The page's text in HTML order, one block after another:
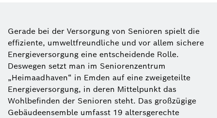
Gerade bei der Versorgung von Senioren spielt die
effiziente, umweltfreundliche und vor allem sichere
Energieversorgung eine entscheidende Rolle.
Deswegen setzt man im Seniorenzentrum
„Heimaadhaven“ in Emden auf eine zweigeteilte
Energieversorgung, in deren Mittelpunkt das
Wohlbefinden der Senioren steht. Das großzügige
Gebäudeensemble umfasst 19 altersgerechte